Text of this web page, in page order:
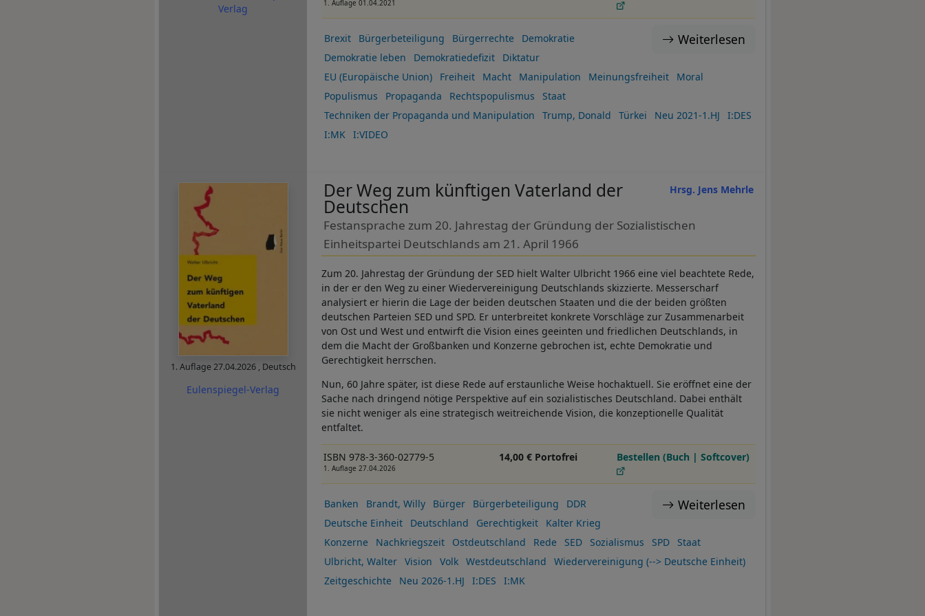
Verlag
1. Auflage 01.04.2021
Weiterlesen
Brexit Bürgerbeteiligung Bürgerrechte
Demokratie
Demokratie leben
Demokratiedefizit
Diktatur
EU (Europäische Union)
Freiheit Macht Manipulation Meinungsfreiheit
Moral
Populismus
Propaganda Rechtspopulismus
Staat
Techniken der Propaganda und Manipulation
Trump, Donald Türkei Neu 2021-1.HJ
I:DES
I:MK
I:VIDEO
1. Auflage27.04.2026 , Deutsch
Eulenspiegel-Verlag
Hrsg. Jens Mehrle
Der Weg zum künftigen Vaterland der
Deutschen
Festansprache zum 20. Jahrestag der Gründung der Sozialistischen
Einheitspartei Deutschlands am 21. April 1966
Zum 20. Jahrestag der Gründung der SED hielt Walter Ulbricht 1966 eine viel beachtete Rede,
in der er den Weg zu einer Wiedervereinigung Deutschlands skizzierte. Messerscharf
analysiert er hierin die Lage der beiden deutschen Staaten und die der beiden größten
deutschen Parteien SED und SPD. Er unterbreitet konkrete Vorschläge zur Zusammenarbeit
von Ost und West und entwirft die Vision eines geeinten und friedlichen Deutschlands, in
dem die Macht der Großbanken und Konzerne gebrochen ist, echte Demokratie und
Gerechtigkeit herrschen.
Nun, 60 Jahre später, ist diese Rede auf erstaunliche Weise hochaktuell. Sie eröffnet eine der
Sache nach dringend nötige Perspektive auf ein sozialistisches Deutschland. Dabei enthält
sie nicht weniger als eine strategisch weitreichende Vision, die konzeptionelle Qualität
entfaltet.
ISBN 978-3-360-02779-5
1. Auflage 27.04.2026
14,00 € Portofrei Bestellen (Buch | Softcover)
Weiterlesen
Banken Brandt, Willy Bürger Bürgerbeteiligung
DDR
Deutsche Einheit
Deutschland Gerechtigkeit
Kalter Krieg
Konzerne
Nachkriegszeit Ostdeutschland Rede SED Sozialismus SPD
Staat
Ulbricht, Walter
Vision Volk Westdeutschland
Wiedervereinigung (--> Deutsche Einheit)
Zeitgeschichte
Neu 2026-1.HJ I:DES I:MK